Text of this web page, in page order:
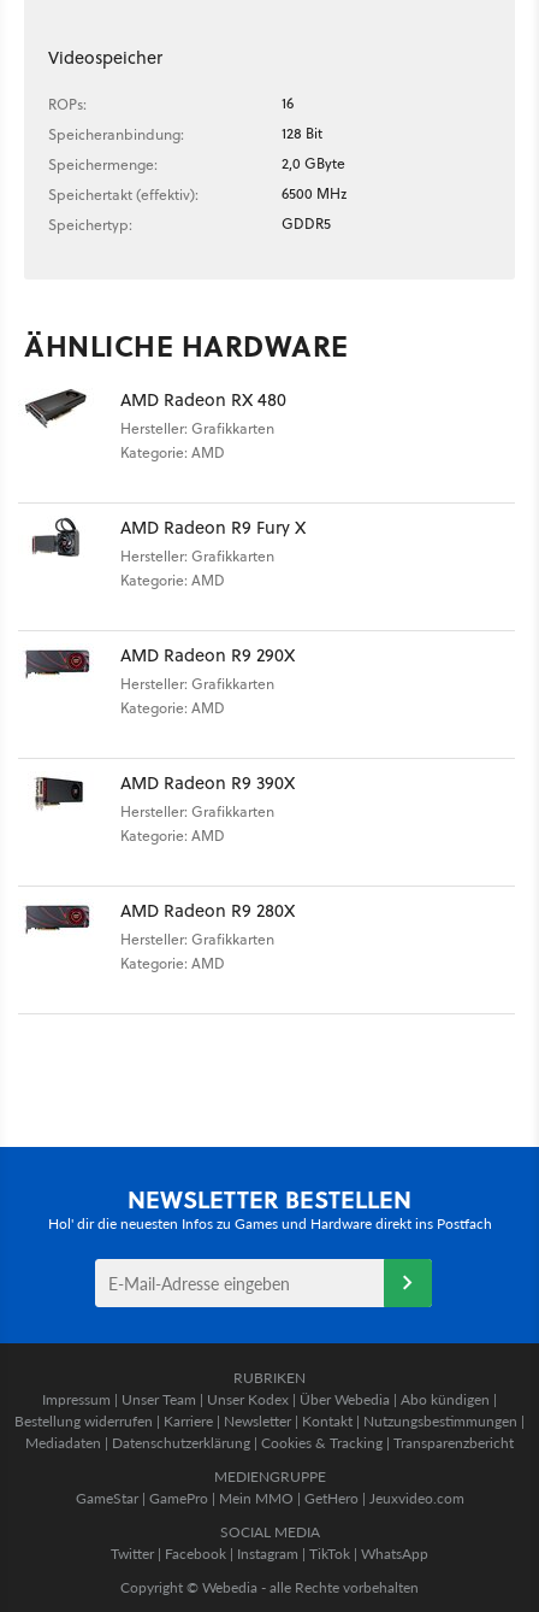
Videospeicher
ROPs:
16
Speicheranbindung:
128 Bit
Speichermenge:
2,0 GByte
Speichertakt (effektiv):
6500 MHz
Speichertyp:
GDDR5
ÄHNLICHE HARDWARE
AMD Radeon RX 480
Hersteller: Grafikkarten
Kategorie: AMD
AMD Radeon R9 Fury X
Hersteller: Grafikkarten
Kategorie: AMD
AMD Radeon R9 290X
Hersteller: Grafikkarten
Kategorie: AMD
AMD Radeon R9 390X
Hersteller: Grafikkarten
Kategorie: AMD
AMD Radeon R9 280X
Hersteller: Grafikkarten
Kategorie: AMD
NEWSLETTER BESTELLEN
Hol' dir die neuesten Infos zu Games und Hardware direkt ins Postfach
RUBRIKEN
Impressum | Unser Team | Unser Kodex | Über Webedia | Abo kündigen |
Bestellung widerrufen | Karriere | Newsletter | Kontakt | Nutzungsbestimmungen |
Mediadaten | Datenschutzerklärung | Cookies & Tracking | Transparenzbericht
MEDIENGRUPPE
GameStar| GamePro | Mein MMO | GetHero | Jeuxvideo.com
SOCIAL MEDIA
Twitter | Facebook | Instagram | TikTok | WhatsApp
Copyright © Webedia - alle Rechte vorbehalten